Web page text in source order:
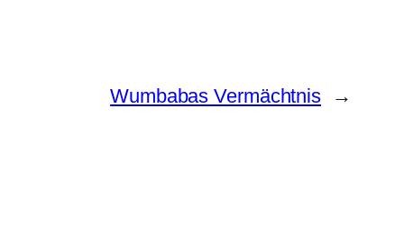
Wumbabas Vermächtnis →